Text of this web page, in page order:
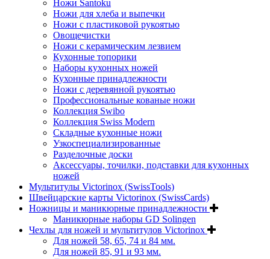
Ножи Santoku
Ножи для хлеба и выпечки
Ножи с пластиковой рукоятью
Овощечистки
Ножи с керамическим лезвием
Кухонные топорики
Наборы кухонных ножей
Кухонные принадлежности
Ножи с деревянной рукоятью
Профессиональные кованые ножи
Коллекция Swibo
Коллекция Swiss Modern
Складные кухонные ножи
Узкоспециализированные
Разделочные доски
Аксессуары, точилки, подставки для кухонных
ножей
Мультитулы Victorinox (SwissTools)
Швейцарские карты Victorinox (SwissCards)
Ножницы и маникюрные принадлежности
Маникюрные наборы GD Solingen
Чехлы для ножей и мультитулов Victorinox
Для ножей 58, 65, 74 и 84 мм.
Для ножей 85, 91 и 93 мм.